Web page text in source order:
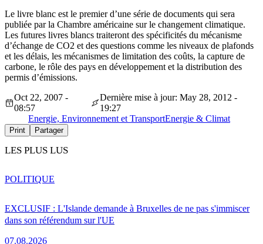
Le livre blanc est le premier d’une série de documents qui sera
publiée par la Chambre américaine sur le changement climatique.
Les futures livres blancs traiteront des spécificités du mécanisme
d’échange de CO2 et des questions comme les niveaux de plafonds
et les délais, les mécanismes de limitation des coûts, la capture de
carbone, le rôle des pays en développement et la distribution des
permis d’émissions.
Oct 22, 2007 -
08:57
Dernière mise à jour: May 28, 2012 -
19:27
Energie, Environnement et TransportEnergie & Climat
Print Partager
LES PLUS LUS
EXCLUSIF : L'Islande demande à Bruxelles de ne pas s'immiscer
dans son référendum sur l'UE
07.08.2026
POLITIQUE